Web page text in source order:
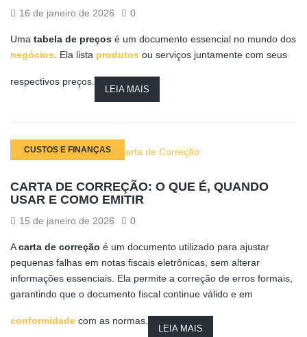
16 de janeiro de 2026 0
Uma tabela de preços é um documento essencial no mundo dos
negócios. Ela lista produtos ou serviços juntamente com seus
respectivos preços.
LEIA MAIS
CUSTOS E FINANÇAS
CARTA DE CORREÇÃO: O QUE É, QUANDO
USAR E COMO EMITIR
15 de janeiro de 2026 0
Acarta de correção é um documento utilizado para ajustar
pequenas falhas em notas fiscais eletrônicas, sem alterar
informações essenciais. Ela permite a correção de erros formais,
garantindo que o documento fiscal continue válido e em
conformidade com as normas.
LEIA MAIS